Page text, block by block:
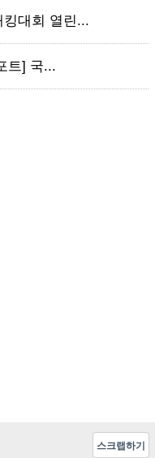
킹대회 열린...
트] 국...
스크랩하기